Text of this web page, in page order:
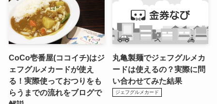
CoCo壱番屋(ココイチ)はジ
ェフグルメカードが使え
る！実際使っておつりをも
らうまでの流れをブログで
丸亀製麺でジェフグルメカ
ードは使えるの？実際に問
い合わせてみた結果
ジェフグルメカード